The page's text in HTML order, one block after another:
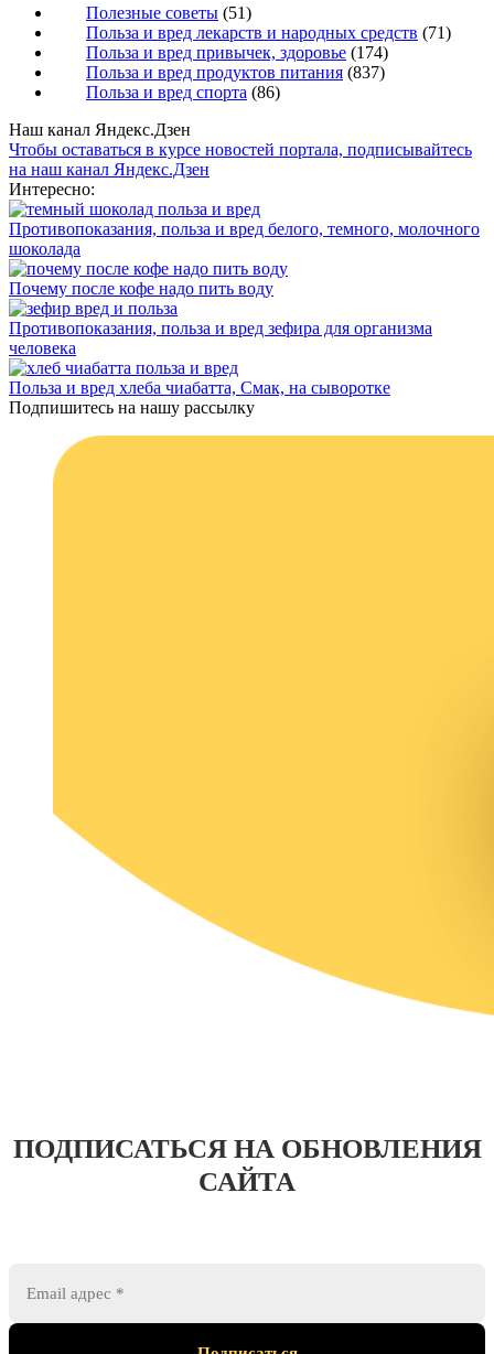
Полезные советы (51)
Польза и вред лекарств и народных средств (71)
Польза и вред привычек, здоровье (174)
Польза и вред продуктов питания (837)
Польза и вред спорта (86)
Наш канал Яндекс.Дзен
Чтобы оставаться в курсе новостей портала, подписывайтесь
на наш канал Яндекс.Дзен
Интересно:
Противопоказания, польза и вред белого, темного, молочного
шоколада
Почему после кофе надо пить воду
Противопоказания, польза и вред зефира для организма
человека
Польза и вред хлеба чиабатта, Смак, на сыворотке
Подпишитесь на нашу рассылку
ПОДПИСАТЬСЯ НА ОБНОВЛЕНИЯ
САЙТА